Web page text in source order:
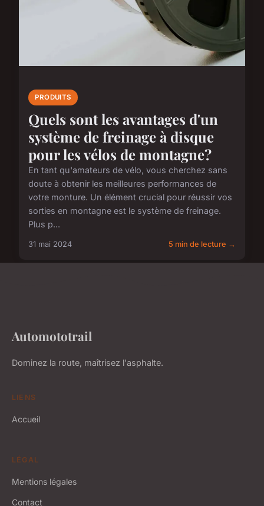
PRODUITS
Quels sont les avantages d'un
système de freinage à disque
pour les vélos de montagne?
En tant qu'amateurs de vélo, vous cherchez sans
doute à obtenir les meilleures performances de
votre monture. Un élément crucial pour réussir vos
sorties en montagne est le système de freinage.
Plus p...
31 mai 2024 5 min de lecture →
Automototrail
Dominez la route, maîtrisez l'asphalte.
LIENS
Accueil
LÉGAL
Mentions légales
Contact